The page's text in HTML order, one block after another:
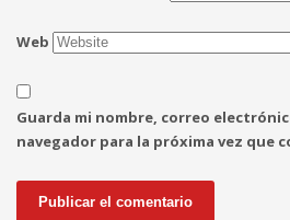
Web
Guarda mi nombre, correo
navegador para la próxima vez que